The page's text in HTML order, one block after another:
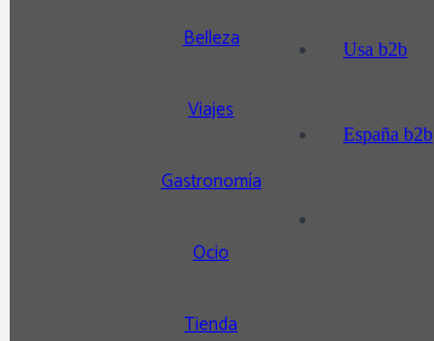
Usa b2b
España b2b
Belleza
Viajes
Gastronomía
Ocio
Tienda